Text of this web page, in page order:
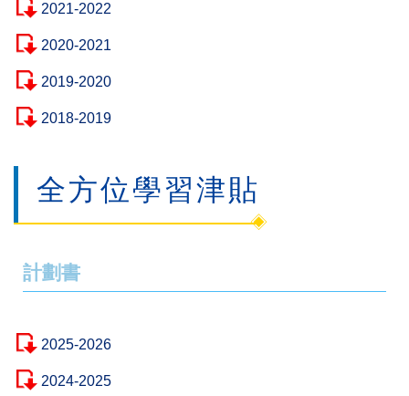
2021-2022
2020-2021
2019-2020
2018-2019
全方位學習津貼
計劃書
2025-2026
2024-2025